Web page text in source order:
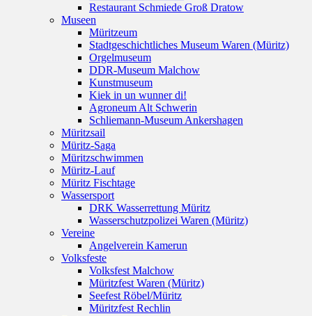
Restaurant Schmiede Groß Dratow
Museen
Müritzeum
Stadtgeschichtliches Museum Waren (Müritz)
Orgelmuseum
DDR-Museum Malchow
Kunstmuseum
Kiek in un wunner di!
Agroneum Alt Schwerin
Schliemann-Museum Ankershagen
Müritzsail
Müritz-Saga
Müritzschwimmen
Müritz-Lauf
Müritz Fischtage
Wassersport
DRK Wasserrettung Müritz
Wasserschutzpolizei Waren (Müritz)
Vereine
Angelverein Kamerun
Volksfeste
Volksfest Malchow
Müritzfest Waren (Müritz)
Seefest Röbel/Müritz
Müritzfest Rechlin